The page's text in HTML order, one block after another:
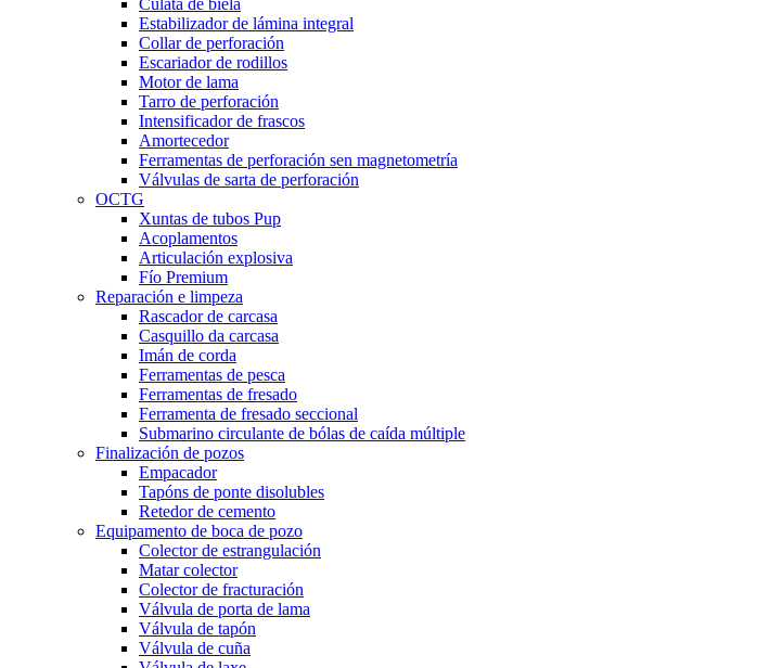
Culata de biela
Estabilizador de lámina integral
Collar de perforación
Escariador de rodillos
Motor de lama
Tarro de perforación
Intensificador de frascos
Amortecedor
Ferramentas de perforación sen magnetometría
Válvulas de sarta de perforación
OCTG
Xuntas de tubos Pup
Acoplamentos
Articulación explosiva
Fío Premium
Reparación e limpeza
Rascador de carcasa
Casquillo da carcasa
Imán de corda
Ferramentas de pesca
Ferramentas de fresado
Ferramenta de fresado seccional
Submarino circulante de bólas de caída múltiple
Finalización de pozos
Empacador
Tapóns de ponte disolubles
Retedor de cemento
Equipamento de boca de pozo
Colector de estrangulación
Matar colector
Colector de fracturación
Válvula de porta de lama
Válvula de tapón
Válvula de cuña